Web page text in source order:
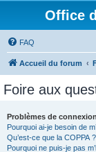
Office
FAQ
Accueil du forum
Foire aux
Problèmes de
Pourquoi ai-je besoin de
Qu’est-ce que la COPPA ?
Pourquoi ne puis-je pas